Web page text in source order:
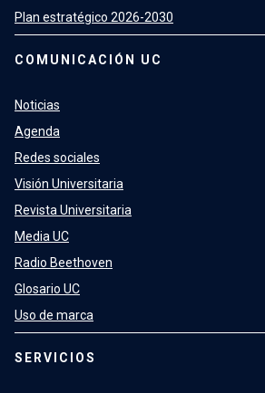
Plan estratégico 2026-2030
COMUNICACIÓN UC
Noticias
Agenda
Redes sociales
Visión Universitaria
Revista Universitaria
Media UC
Radio Beethoven
Glosario UC
Uso de marca
SERVICIOS